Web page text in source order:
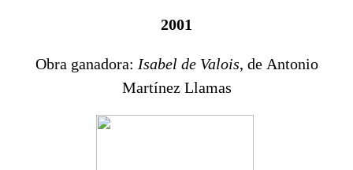
2001
Obra ganadora: Isabel de Valois, de Antonio
Martínez Llamas